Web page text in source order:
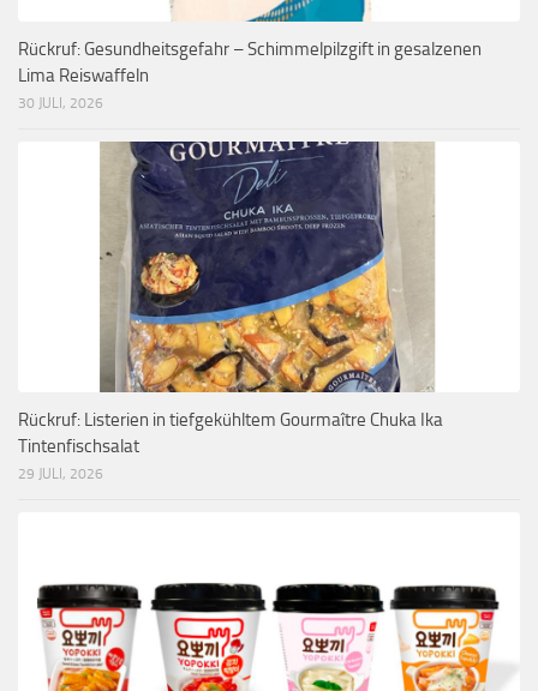
Rückruf: Gesundheitsgefahr – Schimmelpilzgift in gesalzenen
Lima Reiswaffeln
30 JULI, 2026
Rückruf: Listerien in tiefgekühltem Gourmaître Chuka Ika
Tintenfischsalat
29 JULI, 2026